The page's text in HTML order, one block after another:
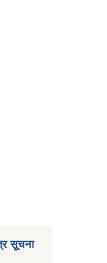
सूचना